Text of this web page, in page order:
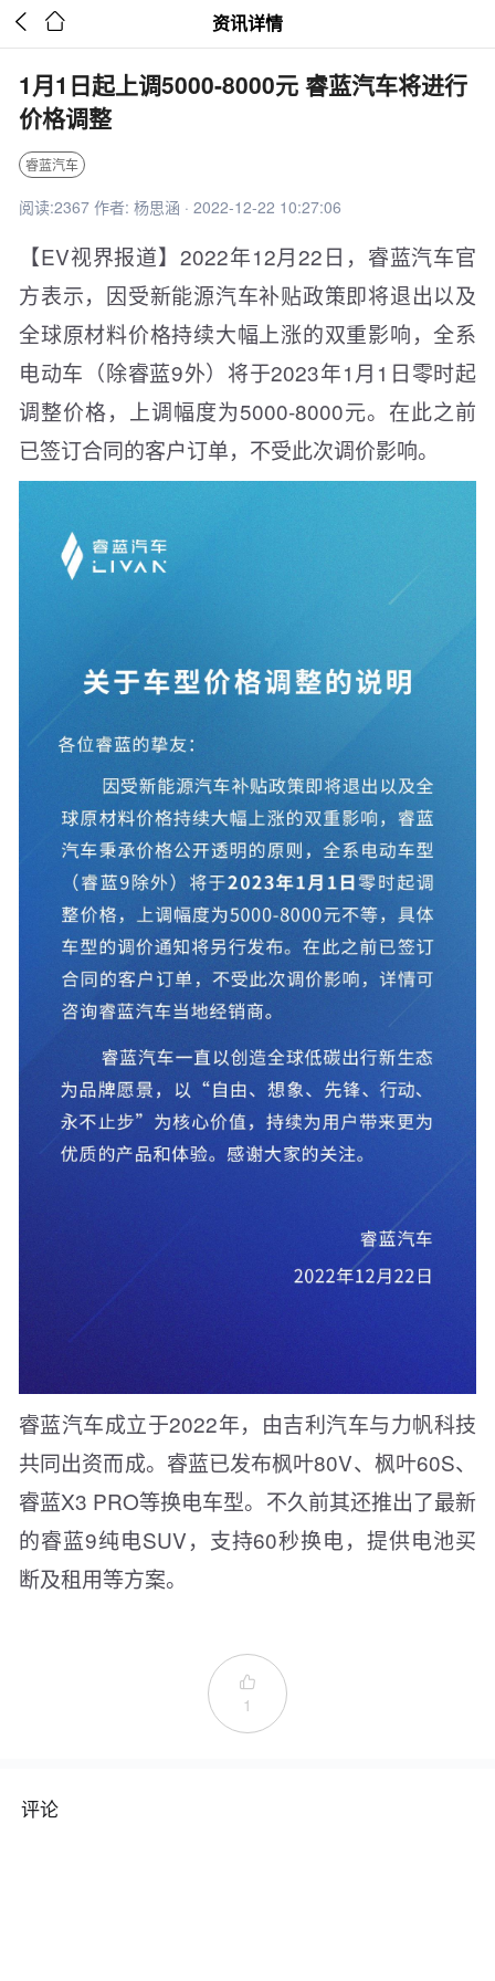
  资讯详情
1月1日起上调5000-8000元 睿蓝汽车将进行
价格调整
睿蓝汽车
阅读:2367 作者: 杨思涵 · 2022-12-22 10:27:06
【EV视界报道】2022年12月22日，睿蓝汽车官
方表示，因受新能源汽车补贴政策即将退出以及
全球原材料价格持续大幅上涨的双重影响，全系
电动车（除睿蓝9外）将于2023年1月1日零时起
调整价格，上调幅度为5000-8000元。在此之前
已签订合同的客户订单，不受此次调价影响。
睿蓝汽车成立于2022年，由吉利汽车与力帆科技
共同出资而成。睿蓝已发布枫叶80V、枫叶60S、
睿蓝X3 PRO等换电车型。不久前其还推出了最新
的睿蓝9纯电SUV，支持60秒换电，提供电池买
断及租用等方案。

1
评论